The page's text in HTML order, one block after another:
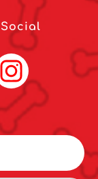
Instagram